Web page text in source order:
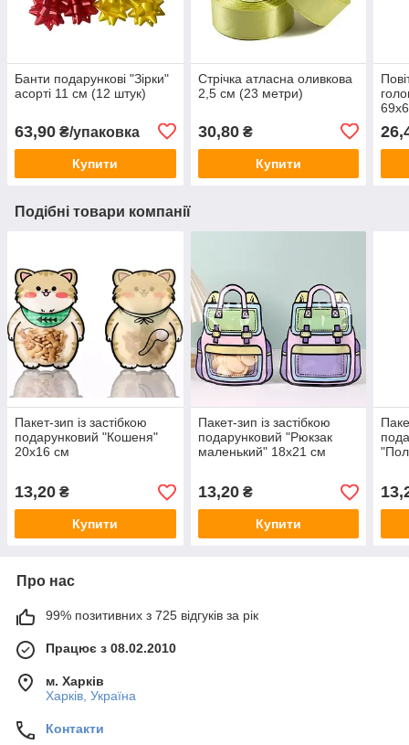
Банти подарункові "Зірки"
асорті 11 см (12 штук)
63,90 ₴/упаковка
Купити
Стрічка атласна оливкова
2,5 см (23 метри)
30,80₴
Купити
Подібні товари компанії
Пакет-зип із застібкою
подарунковий "Кошеня"
20х16 см
13,20 ₴
Купити
Пакет-зип із застібкою
подарунковий "Рюкзак
маленький" 18х21 см
13,20₴
Купити
Про нас
99% позитивних з 725 відгуків за рік
Працює з 08.02.2010
м. Харків
Харків, Україна
Контакти